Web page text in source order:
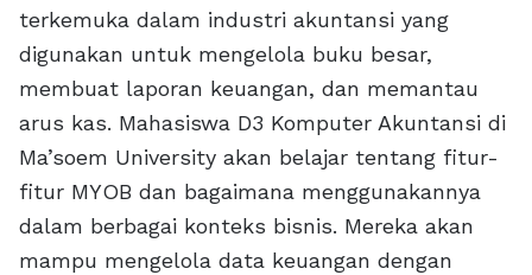
terkemuka dalam industri akuntansi yang
digunakan untuk mengelola buku besar,
membuat laporan keuangan, dan memantau
arus kas. Mahasiswa D3 Komputer Akuntansi di
Ma’soem University akan belajar tentang fitur-
fitur MYOB dan bagaimana menggunakannya
dalam berbagai konteks bisnis. Mereka akan
mampu mengelola data keuangan dengan